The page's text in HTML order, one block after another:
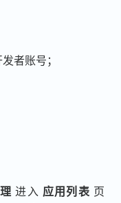
者账号；
进入 应用列表 页